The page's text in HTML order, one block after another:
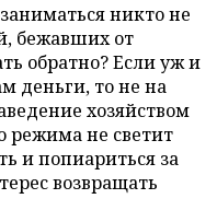
никто не
бежавших от
обратно? Если уж и
деньги, то не на
хозяйством
режима не светит
и попиариться за
возвращать